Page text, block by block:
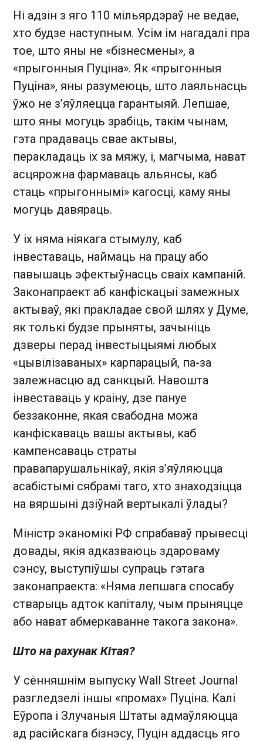
Ні адзін з яго 110 мільярдэраў не ведае,
хто будзе наступным. Усім ім нагадалі пра
тое, што яны не «бізнесмены», а
«прыгонныя Пуціна». Як «прыгонныя
Пуціна», яны разумеюць, што лаяльнасць
ўжо не з’яўляецца гарантыяй. Лепшае,
што яны могуць зрабіць, такім чынам,
гэта прадаваць свае актывы,
перакладаць іх за мяжу, і, магчыма, нават
асцярожна фармаваць альянсы, каб
стаць «прыгоннымі» кагосці, каму яны
могуць давяраць.
У іх няма ніякага стымулу, каб
інвеставаць, наймаць на працу або
павышаць эфектыўнасць сваіх кампаній.
Законапраект аб канфіскацыі замежных
актываў, які пракладае свой шлях у Думе,
як толькі будзе прыняты, зачыніць
дзверы перад інвестыцыямі любых
«цывілізаваных» карпарацый, па-за
залежнасцю ад санкцый. Навошта
інвеставаць у краіну, дзе пануе
беззаконне, якая свабодна можа
канфіскаваць вашы актывы, каб
кампенсаваць страты
правапарушальнікаў, якія з’яўляюцца
асабістымі сябрамі таго, хто знаходзіцца
на вяршыні дзіўнай вертыкалі ўлады?
Міністр эканомікі РФ спрабаваў прывесці
довады, якія адказваюць здароваму
сэнсу, выступіўшы супраць гэтага
законапраекта: «Няма лепшага спосабу
стварыць адток капіталу, чым прыняцце
або нават абмеркаванне такога закона».
Што на рахунак Кітая?
У сённяшнім выпуску Wall Street Journal
разгледзелі іншы «промах» Пуціна. Калі
Еўропа і Злучаныя Штаты адмаўляюцца
ад расійскага бізнэсу, Пуцін аддасць яго